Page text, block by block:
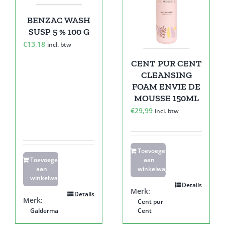
BENZAC WASH
SUSP 5 % 100 G
€13,18 incl. btw
Toevoegen
aan
winkelwagen
Details
Merk:
Galderma
CENT PUR CENT
CLEANSING
FOAM ENVIE DE
MOUSSE 150ML
€29,99 incl. btw
Toevoegen
aan
winkelwagen
Details
Merk:
Cent pur
Cent